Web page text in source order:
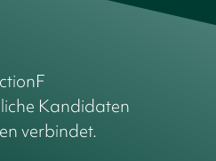
Kandidaten
verbindet.